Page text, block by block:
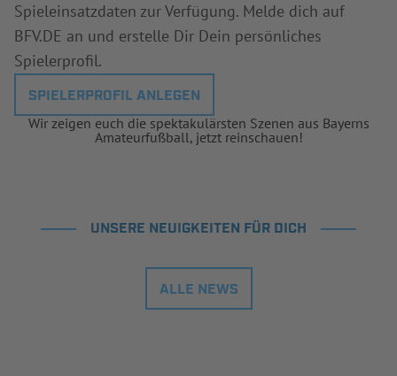
Spieleinsatzdaten zur Verfügung. Melde dich auf
BFV.DE an und erstelle Dir Dein persönliches
Spielerprofil.
SPIELERPROFIL ANLEGEN
Wir zeigen euch die spektakulärsten Szenen aus Bayerns
Amateurfußball, jetzt reinschauen!
UNSERE NEUIGKEITEN FÜR DICH
ALLE NEWS